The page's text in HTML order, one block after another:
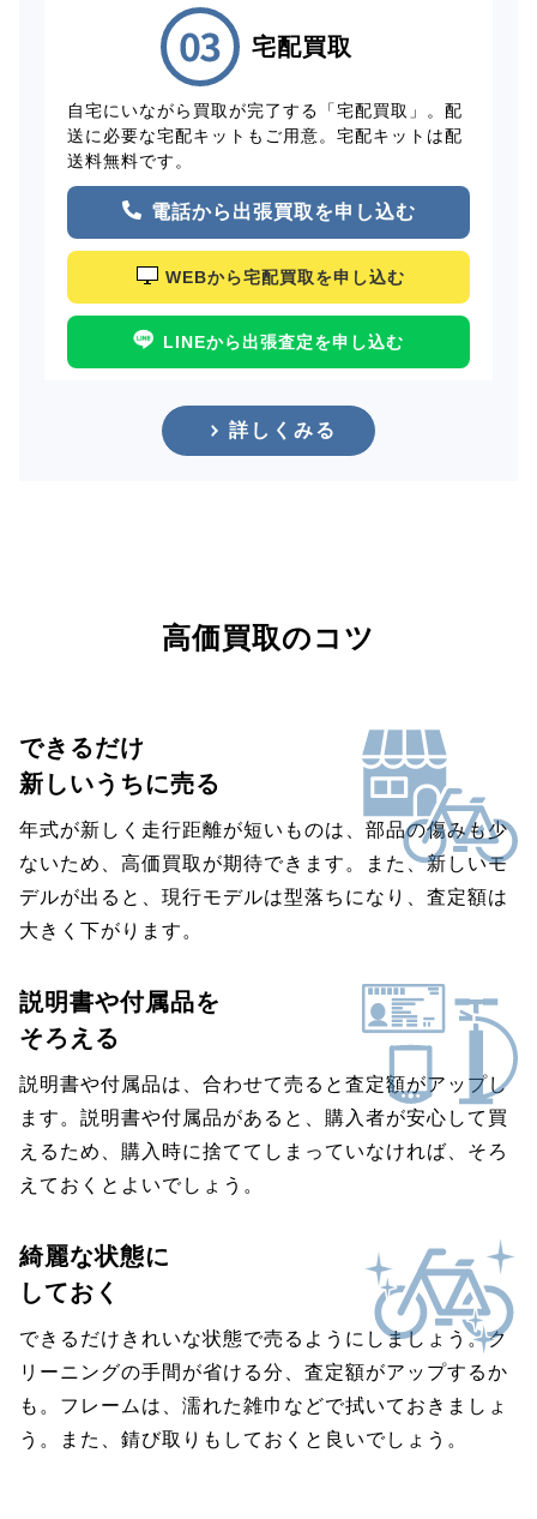
宅配買取
自宅にいながら買取が完了する「宅配買取」。配
送に必要な宅配キットもご用意。宅配キットは配
送料無料です。
電話から出張買取を申し込む
WEBから宅配買取を申し込む
LINEから出張査定を申し込む
詳しくみる
高価買取のコツ
できるだけ
新しいうちに売る
年式が新しく走行距離が短いものは、部品の傷みも少
ないため、高価買取が期待できます。また、新しいモ
デルが出ると、現行モデルは型落ちになり、査定額は
大きく下がります。
説明書や付属品を
そろえる
説明書や付属品は、合わせて売ると査定額がアップし
ます。説明書や付属品があると、購入者が安心して買
えるため、購入時に捨ててしまっていなければ、そろ
えておくとよいでしょう。
綺麗な状態に
しておく
できるだけきれいな状態で売るようにしましょう。ク
リーニングの手間が省ける分、査定額がアップするか
も。フレームは、濡れた雑巾などで拭いておきましょ
う。また、錆び取りもしておくと良いでしょう。